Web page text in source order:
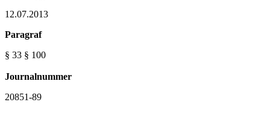
12.07.2013
Paragraf
§ 33 § 100
Journalnummer
20851-89